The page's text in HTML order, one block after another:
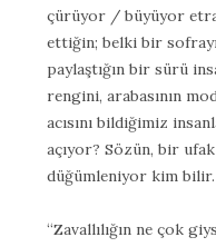
çürüyor / büyüyor
ettiğin; belki bir
paylaştığın bir sürü
rengini, arabasının
acısını bildiğimiz
açıyor? Sözün, bir
düğümleniyor kim bilir.
“Zavallılığın ne çok